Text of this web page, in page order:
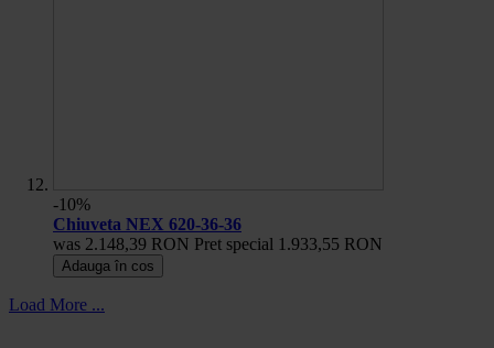
-10%
Chiuveta NEX 620-36-36
was 2.148,39 RON Pret special 1.933,55 RON
Adauga în cos
Load More ...